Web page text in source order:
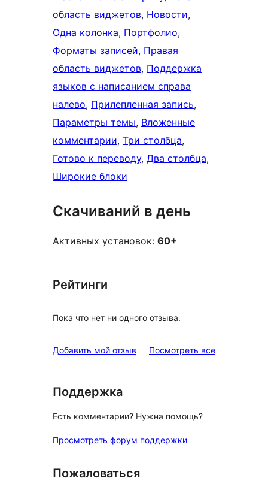
область виджетов, Новости
Одна колонка, Портфолио
Форматы записей, Правая
область виджетов, Поддержка
языков с написанием справа
налево, Прилепленная запись
Параметры темы, Вложенные
комментарии, Три столбца
Готово к переводу, Два столбца
Широкие блоки
Скачиваний в день
Активных установок: 60+
Рейтинги
Пока что нет ни одного отзыва.
Добавить мой отзыв Посмотреть всеотзывы
Поддержка
Есть комментарии? Нужна помощь?
Просмотреть форум поддержки
Пожаловаться